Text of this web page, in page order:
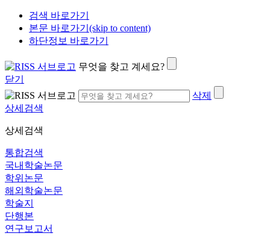
검색 바로가기
본문 바로가기(skip to content)
하단정보 바로가기
무엇을 찾고 계세요?
닫기
삭제
상세검색
상세검색
통합검색
국내학술논문
학위논문
해외학술논문
학술지
단행본
연구보고서